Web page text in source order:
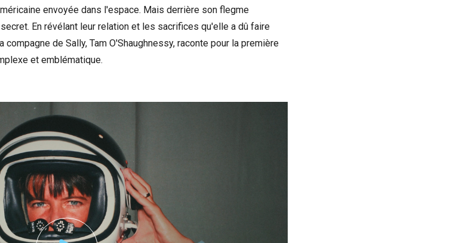
envoyée dans l'espace. Mais derrière son flegme
En révélant leur relation et les sacrifices qu'elle a dû faire
de Sally, Tam O'Shaughnessy, raconte pour la première
et emblématique.